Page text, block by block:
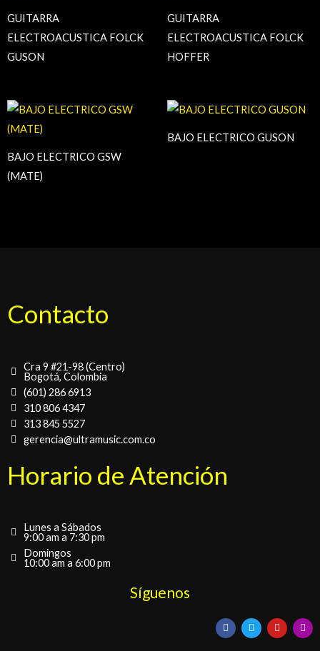
GUITARRA
ELECTROACUSTICA FOLCK
GUSON
GUITARRA
ELECTROACUSTICA FOLCK
HOFFER
BAJO ELECTRICO GSW
(MATE)
BAJO ELECTRICO GUSON
Contacto
Cra 9 #21-98 (Centro)
Bogotá, Colombia
(601) 286 6913
310 806 4347
313 845 5527
gerencia@ultramusic.com.co
Horario de Atención
Lunes a Sábados
9:00 am a 7:30 pm
Domingos
10:00 am a 6:00 pm
Síguenos
F
a
T
w
Y
o
I
n